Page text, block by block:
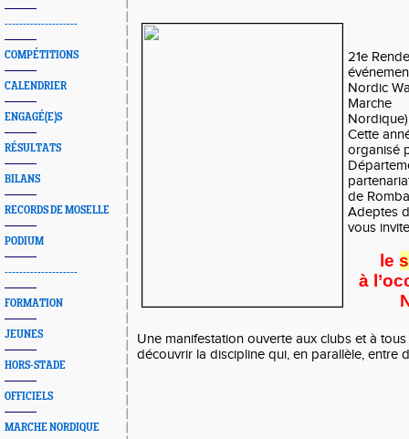
--------------------
COMPÉTITIONS
CALENDRIER
ENGAGÉ(E)S
RÉSULTATS
BILANS
RECORDS DE MOSELLE
PODIUM
--------------------
FORMATION
JEUNES
HORS-STADE
OFFICIELS
MARCHE NORDIQUE
21e
Nordic
Marche
Nordique)
Cette
organisé
de
Adeptes
vous
le
à
Une manifestation ouverte aux clubs et à
découvrir la discipline qui, en parallèle, entre